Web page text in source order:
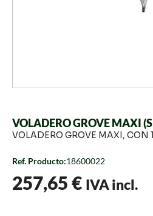
VOLADERO GROVE MAXI
VOLADERO GROVE MAXI, CON
Ref. Producto:18600022
257,65€ IVA incl.